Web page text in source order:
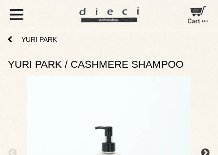
YURI PARK
YURI PARK / CASHMERE SHAMPOO